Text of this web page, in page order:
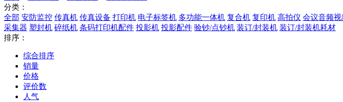
分类：
全部 安防监控 传真机 传真设备 打印机 电子标签机 多功能一体机 复合机 复印机 高拍仪 会议音频视
采集器 塑封机 碎纸机 条码打印机配件 投影机 投影配件 验钞/点钞机 装订/封装机 装订/封装机耗材
排序：
综合排序
销量
价格
评价数
人气